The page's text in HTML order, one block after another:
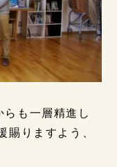
も一層精進し
りますよう、